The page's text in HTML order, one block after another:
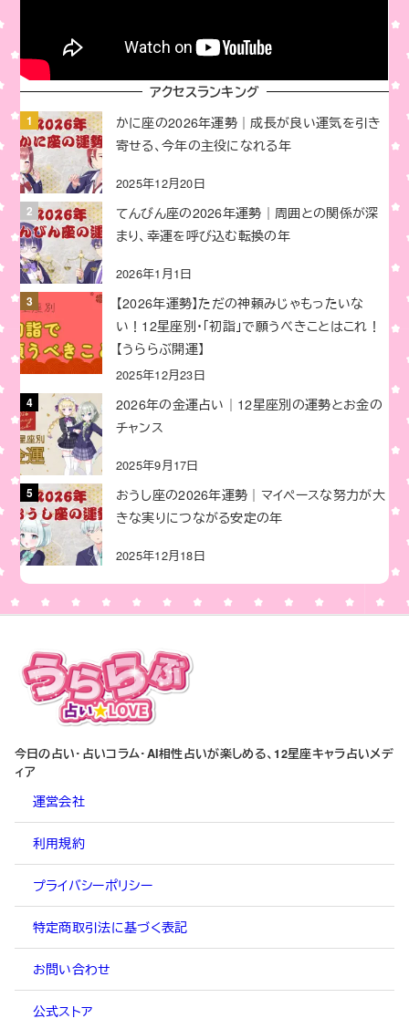
アクセスランキング
かに座の2026年運勢｜成長が良い運気を引き
寄せる、今年の主役になれる年
2025年12月20日
てんびん座の2026年運勢｜周囲との関係が深
まり、幸運を呼び込む転換の年
2026年1月1日
【2026年運勢】ただの神頼みじゃもったいな
い！12星座別・「初詣」で願うべきことはこれ！
【うららぶ開運】
2025年12月23日
2026年の金運占い｜12星座別の運勢とお金の
チャンス
2025年9月17日
おうし座の2026年運勢｜マイペースな努力が大
きな実りにつながる安定の年
2025年12月18日
今日の占い・占いコラム・AI相性占いが楽しめる、12星座キャラ占いメデ
ィア
運営会社
利用規約
プライバシーポリシー
特定商取引法に基づく表記
お問い合わせ
公式ストア